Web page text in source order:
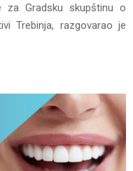
za Gradsku skupštinu o
Trebinja, razgovarao je